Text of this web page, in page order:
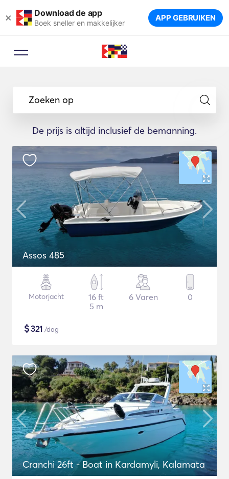
× Download de app
Boek sneller en makkelijker APP GEBRUIKEN
Zoeken op
De prijs is altijd inclusief de bemanning.
Assos 485
Motorjacht
16 ft
5 m
6 Varen 0
$321 /dag
Cranchi 26ft - Boat in Kardamyli, Kalamata